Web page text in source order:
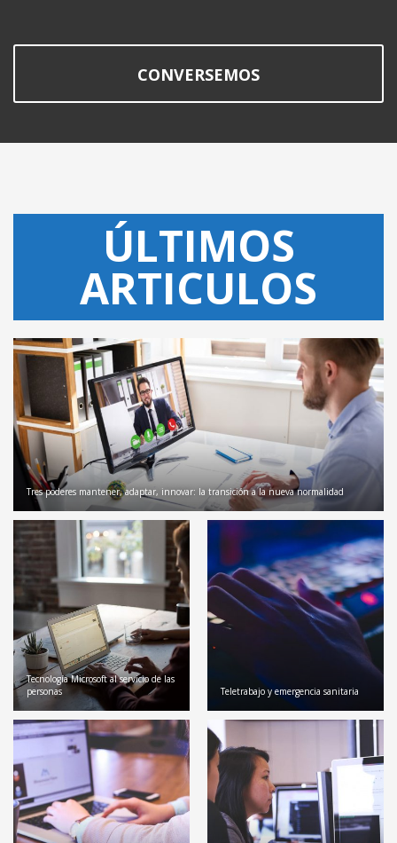
CONVERSEMOS
ÚLTIMOS
ARTICULOS
Tres poderes mantener, adaptar, innovar: la transición a la nueva normalidad
Tecnología Microsoft al servicio de las
personas
Teletrabajo y emergencia sanitaria